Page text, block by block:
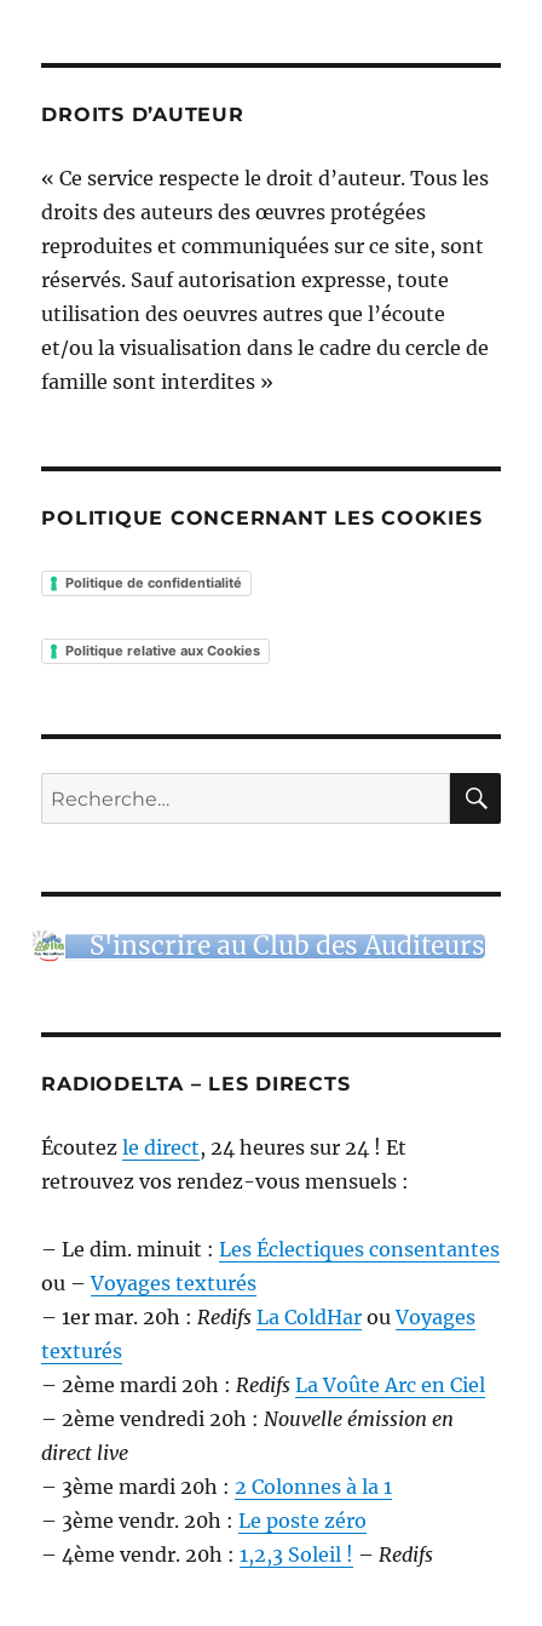
DROITS D’AUTEUR
« Ce service respecte le droit d’auteur. Tous les
droits des auteurs des œuvres protégées
reproduites et communiquées sur ce site, sont
réservés. Sauf autorisation expresse, toute
utilisation des oeuvres autres que l’écoute
et/ou la visualisation dans le cadre du cercle de
famille sont interdites »
POLITIQUE CONCERNANT LES COOKIES
Politique de confidentialité
Politique relative aux Cookies
Recherche
pour :
S'inscrire au Club des Auditeurs
RADIODELTA – LES DIRECTS
Écoutezle direct, 24 heures sur 24 ! Et
retrouvez vos rendez-vous mensuels :
– Le dim. minuit :Les Éclectiques consentantes
ou –Voyages texturés
– 1er mar. 20h : Redifs La ColdHar ouVoyages
texturés
– 2ème mardi 20h : Redifs La Voûte Arc en Ciel
– 2ème vendredi 20h : Nouvelle émission en
direct live
– 3ème mardi 20h : 2 Colonnes à la 1
– 3ème vendr. 20h :Le poste zéro
– 4ème vendr. 20h :1,2,3 Soleil ! – Redifs